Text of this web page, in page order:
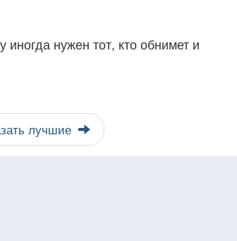
нужен тот, кто обнимет и
лучшие